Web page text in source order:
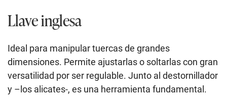
Llave inglesa
Ideal para manipular tuercas de grandes
dimensiones. Permite ajustarlas o soltarlas con gran
versatilidad por ser regulable. Junto al destornillador
y –los alicates-, es una herramienta fundamental.